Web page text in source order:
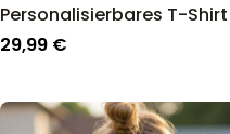
29,99 €